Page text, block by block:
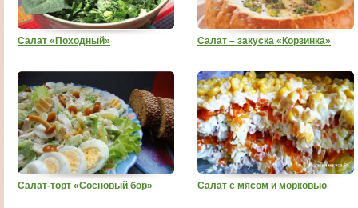
Салат «Походный» Салат – закуска «Корзинка»
Салат-торт «Сосновый бор» Салат с мясом и морковью